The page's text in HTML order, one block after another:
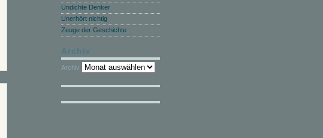
Undichte Denker
Unerhört nichtig
Zeuge der Geschichte
Archiv
Archiv